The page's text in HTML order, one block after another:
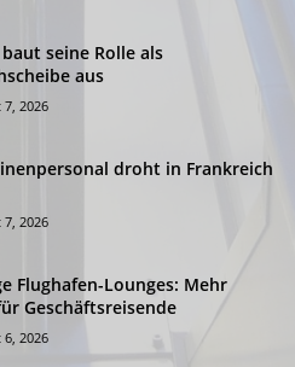
seine Rolle als
aus
2026
droht in Frankreich
2026
Flughafen-Lounges: Mehr
Geschäftsreisende
2026